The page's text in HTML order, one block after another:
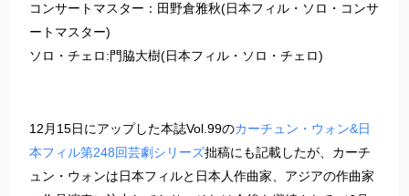
​​コンサートマスター：田野倉雅秋(日本フィル・ソロ・コンサ
ートマスター)​
​​ソロ・チェロ:門脇大樹(日本フィル・ソロ・チェロ)​
​​12月15日にアップした本誌Vol.99のカーチュン・ウォン&日
本フィル第248回芸劇シリーズ拙稿にも記載したが、カーチ
ュン・ウォンは日本フィルと日本人作曲家、アジアの作曲家